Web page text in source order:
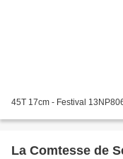
45T 17cm - Festival
La Comtesse de